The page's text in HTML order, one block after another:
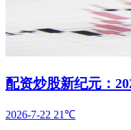
配资炒股新纪元：
2026-7-22 21℃